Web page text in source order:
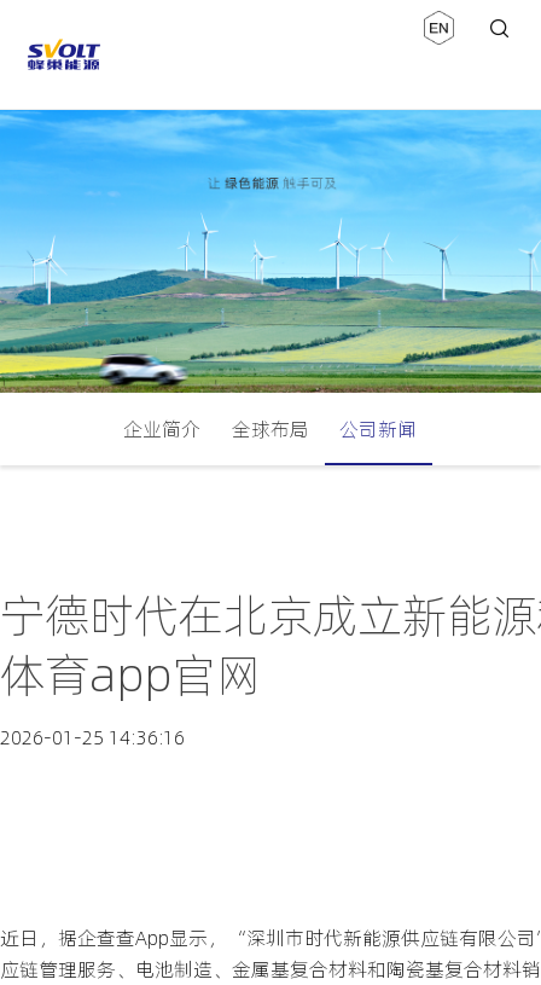
企业简介 全球布局 公司新闻
宁德时代在北京成立新能
体育app官网
2026-01-25 14:36:16
近日，据企查查App显示，“深圳市时代新能源供应链有限公
应链管理服务、电池制造、金属基复合材料和陶瓷基复合材料